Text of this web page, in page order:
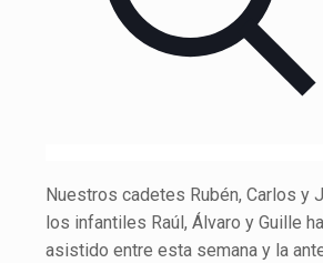
Nuestros cadetes Rubén, Carlos y
los infantiles Raúl, Álvaro y Guille
asistido entre esta semana y la